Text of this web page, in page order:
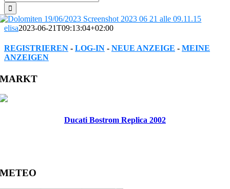
for:
elisa2023-06-21T09:13:04+02:00
REGISTRIEREN - LOG-IN - NEUE ANZEIGE - MEINE
ANZEIGEN
Facebook
Twitter
Reddit
LinkedIn
WhatsApp
Tumblr
Pinterest
Vk
Xing
Email
MARKT
Ducati Bostrom Replica 2002
METEO